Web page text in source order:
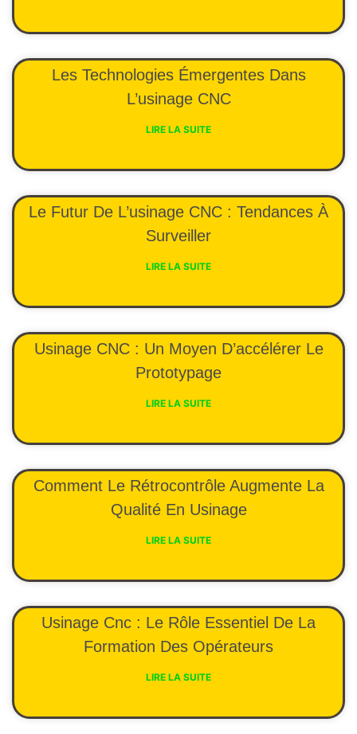
Les Technologies Émergentes Dans
L’usinage CNC
LIRE LA SUITE
Le Futur De L’usinage CNC : Tendances À
Surveiller
LIRE LA SUITE
Usinage CNC : Un Moyen D’accélérer Le
Prototypage
LIRE LA SUITE
Comment Le Rétrocontrôle Augmente La
Qualité En Usinage
LIRE LA SUITE
Usinage Cnc : Le Rôle Essentiel De La
Formation Des Opérateurs
LIRE LA SUITE